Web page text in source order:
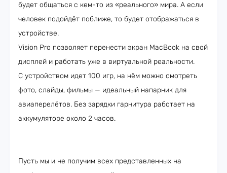
будет общаться с кем-то из «реального» мира. А если
человек подойдёт поближе, то будет отображаться в
устройстве.
Vision Pro позволяет перенести экран MacBook на свой
дисплей и работать уже в виртуальной реальности.
С устройством идет 100 игр, на нём можно смотреть
фото, слайды, фильмы — идеальный напарник для
авиаперелётов. Без зарядки гарнитура работает на
аккумуляторе около 2 часов.
Пусть мы и не получим всех представленных на